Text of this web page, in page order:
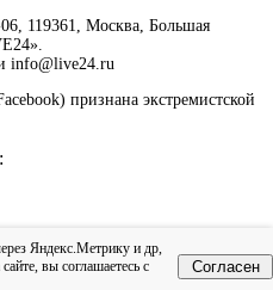
119361, Москва, Большая
info@live24.ru
признана экстремистской
Политика
Яндекс.Метрику и др,
вы соглашаетесь с
Согласен